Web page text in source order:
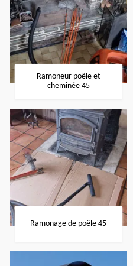
Ramoneur poêle et
cheminée 45
Ramonage de poêle 45